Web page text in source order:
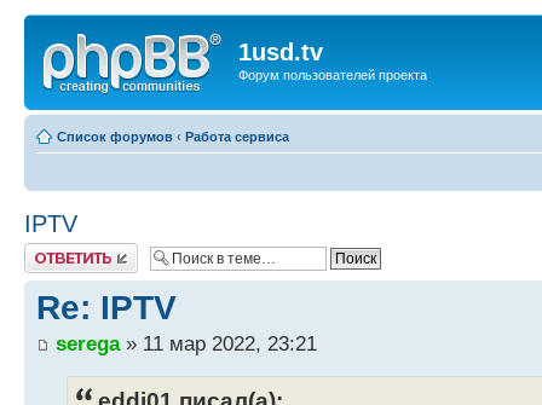
1usd.tv
Форум пользователей проекта
Список форумов ‹ Работа сервиса
IPTV
Ответить
Re: IPTV
serega» 11 мар 2022, 23:21